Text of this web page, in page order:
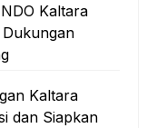
Kaltara
Kaltara
dan Siapkan